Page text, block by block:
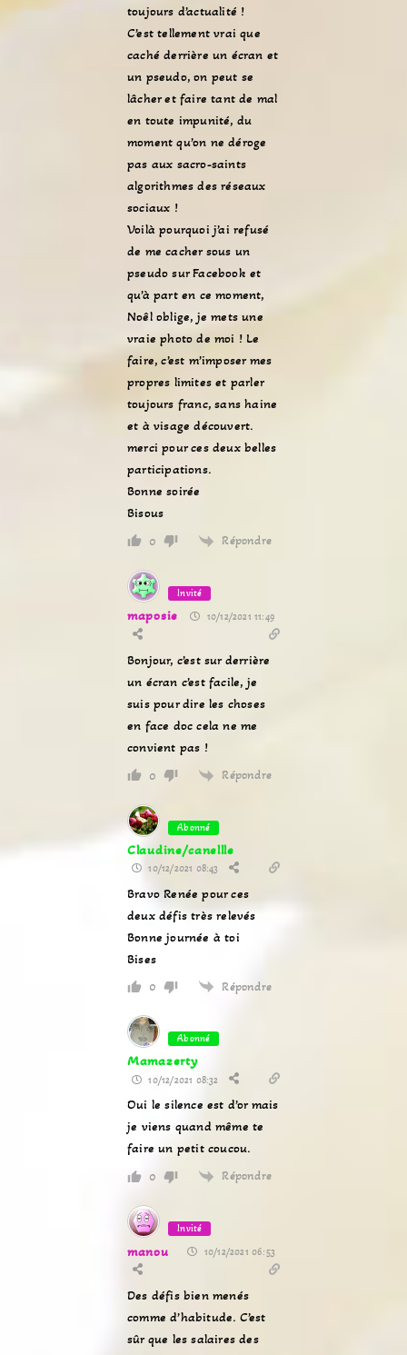
toujours d’actualité !
C’est tellement vrai que
caché derrière un écran et
un pseudo, on peut se
lâcher et faire tant de mal
en toute impunité, du
moment qu’on ne déroge
pas aux sacro-saints
algorithmes des réseaux
sociaux !
Voilà pourquoi j’ai refusé
de me cacher sous un
pseudo sur Facebook et
qu’à part en ce moment,
Noêl oblige, je mets une
vraie photo de moi ! Le
faire, c’est m’imposer mes
propres limites et parler
toujours franc, sans haine
et à visage découvert.
merci pour ces deux belles
participations.
Bonne soirée
Bisous
0 Répondre
Invité
maposie 10/12/2021 11:49
Bonjour, c’est sur derrière
un écran c’est facile, je
suis pour dire les choses
en face doc cela ne me
convient pas !
0 Répondre
Abonné
Claudine/canellle
10/12/2021 08:43
Bravo Renée pour ces
deux défis très relevés
Bonne journée à toi
Bises
0 Répondre
Abonné
Mamazerty
10/12/2021 08:32
Oui le silence est d’or mais
je viens quand même te
faire un petit coucou.
0 Répondre
Invité
manou 10/12/2021 06:53
Des défis bien menés
comme d’habitude. C’est
sûr que les salaires des